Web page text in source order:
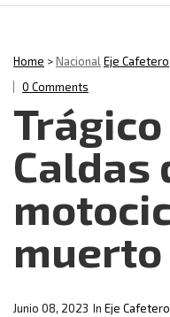
Home >NacionalEje Cafetero
0 Comments
Caldas
muerto
In Eje Cafetero
Junio 08, 2023